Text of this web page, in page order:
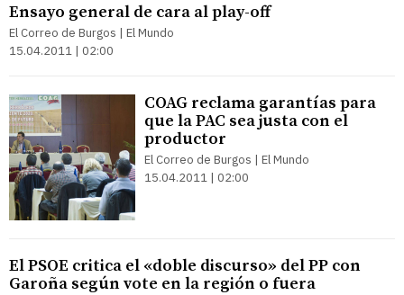
Ensayo general de cara al play-off
El Correo de Burgos | El Mundo
15.04.2011 | 02:00
COAG reclama garantías para
que la PAC sea justa con el
productor
El Correo de Burgos | El Mundo
15.04.2011 | 02:00
El PSOE critica el «doble discurso» del PP con
Garoña según vote en la región o fuera